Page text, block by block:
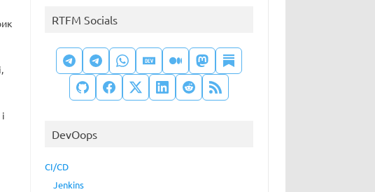
RTFM Socials
DevOops
CI/CD
Jenkins